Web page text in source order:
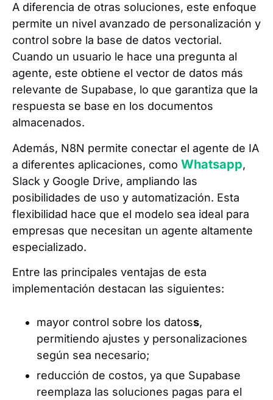
A diferencia de otras soluciones, este enfoque
permite un nivel avanzado de personalización y
control sobre la base de datos vectorial.
Cuando un usuario le hace una pregunta al
agente, este obtiene el vector de datos más
relevante de Supabase, lo que garantiza que la
respuesta se base en los documentos
almacenados.
Además, N8N permite conectar el agente de IA
a diferentes aplicaciones, como Whatsapp,
Slack y Google Drive, ampliando las
posibilidades de uso y automatización. Esta
flexibilidad hace que el modelo sea ideal para
empresas que necesitan un agente altamente
especializado.
Entre las principales ventajas de esta
implementación destacan las siguientes:
mayor control sobre los datoss,
permitiendo ajustes y personalizaciones
según sea necesario;
reducción de costos, ya que Supabase
reemplaza las soluciones pagas para el